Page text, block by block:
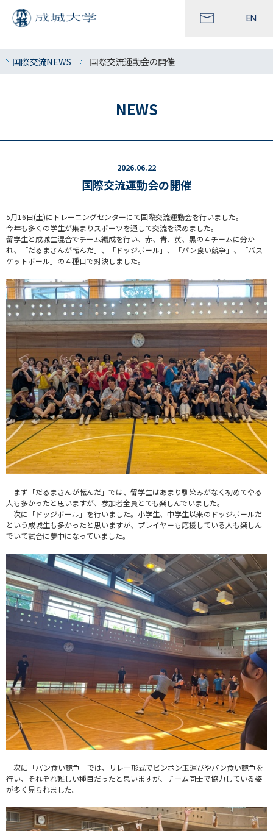
EN
国際交流NEWS 国際交流運動会の開催
NEWS
2026.06.22
国際交流運動会の開催
5月16日(土)にトレーニングセンターにて国際交流運動会を行いました。
今年も多くの学生が集まりスポーツを通して交流を深めました。
留学生と成城生混合でチーム編成を行い、赤、青、黄、黒の４チームに分か
れ、「だるまさんが転んだ」、「ドッジボール」、「パン食い競争」、「バス
ケットボール」の４種目で対決しました。
まず「だるまさんが転んだ」では、留学生はあまり馴染みがなく初めてやる
人も多かったと思いますが、参加者全員とても楽しんでいました。
次に「ドッジボール」を行いました。小学生、中学生以来のドッジボールだ
という成城生も多かったと思いますが、プレイヤーも応援している人も楽しん
でいて試合に夢中になっていました。
次に「パン食い競争」では、リレー形式でピンポン玉運びやパン食い競争を
行い、それぞれ難しい種目だったと思いますが、チーム同士で協力している姿
が多く見られました。